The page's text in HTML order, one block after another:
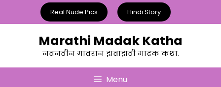
Real Nude Pics Hindi Story
Marathi Madak Katha
नवनवीन गावरान झवाझवी मादक कथा.
Menu